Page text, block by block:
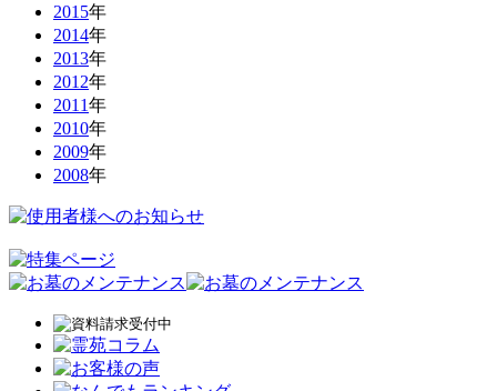
2015年
2014年
2013年
2012年
2011年
2010年
2009年
2008年